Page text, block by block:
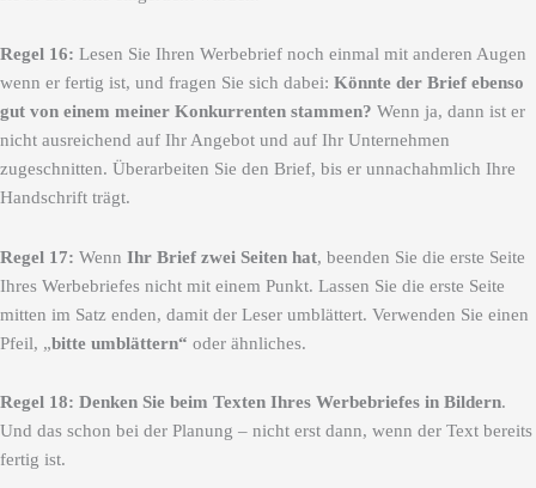
Regel 16: Lesen Sie Ihren Werbebrief noch einmal mit anderen Augen
wenn er fertig ist, und fragen Sie sich dabei: Könnte der Brief ebenso
gut von einem meiner Konkurrenten stammen? Wenn ja, dann ist er
nicht ausreichend auf Ihr Angebot und auf Ihr Unternehmen
zugeschnitten. Überarbeiten Sie den Brief, bis er unnachahmlich Ihre
Handschrift trägt.
Regel 17: Wenn Ihr Brief zwei Seiten hat, beenden Sie die erste Seite
Ihres Werbebriefes nicht mit einem Punkt. Lassen Sie die erste Seite
mitten im Satz enden, damit der Leser umblättert. Verwenden Sie einen
Pfeil, „bitte umblättern“ oder ähnliches.
Regel 18: Denken Sie beim Texten Ihres Werbebriefes in Bildern.
Und das schon bei der Planung – nicht erst dann, wenn der Text bereits
fertig ist.